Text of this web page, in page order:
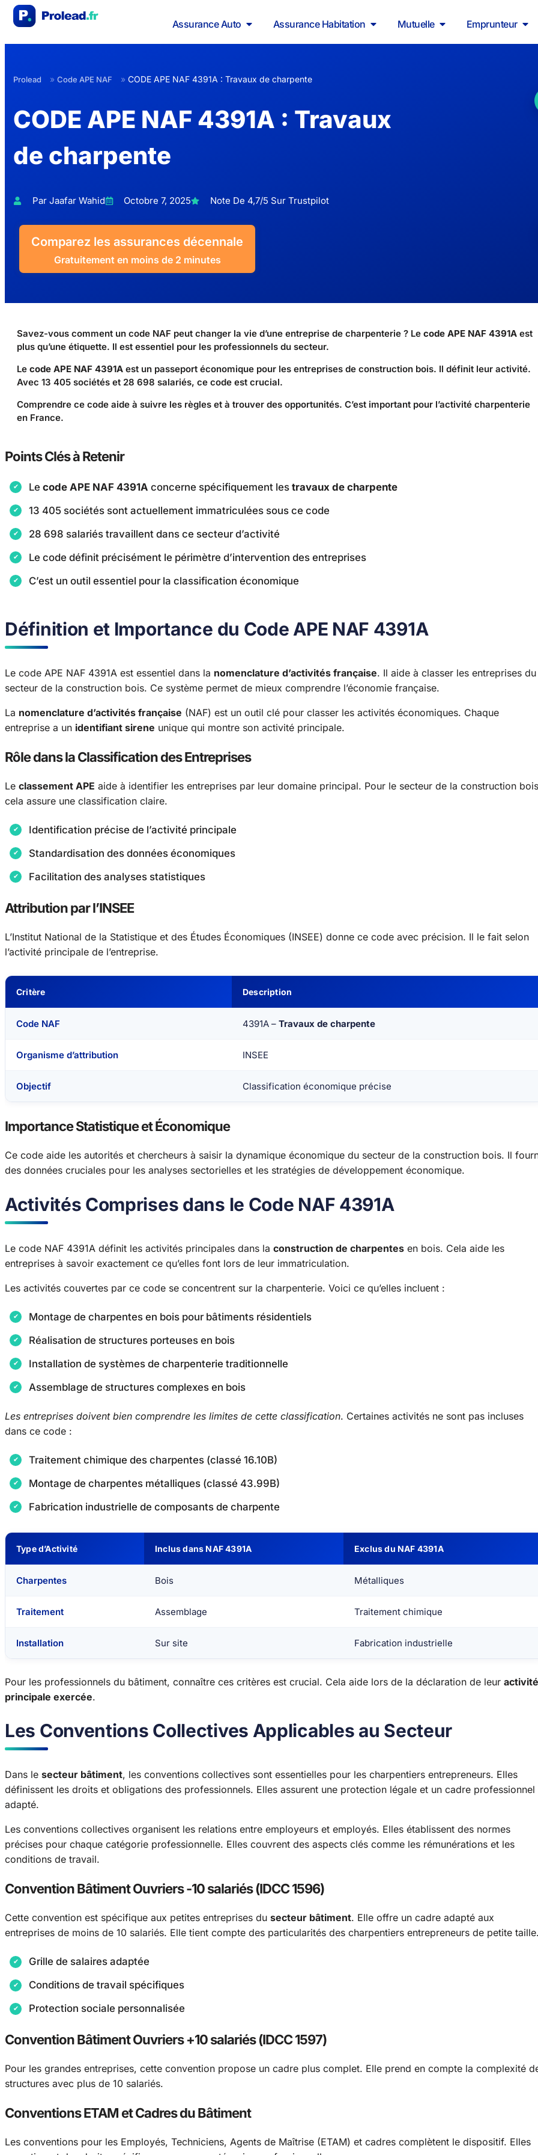
Assurance Auto Assurance Habitation Mutuelle Emprunteur
Prolead » Code APE NAF » CODE APE NAF 4391A : Travaux de charpente
CODE APE NAF 4391A : Travaux
de charpente
Par Jaafar Wahid Octobre 7, 2025 Note De 4,7/5 Sur Trustpilot
Comparez les assurances décennale
Gratuitement en moins de 2 minutes
Savez-vous comment un code NAF peut changer la vie d’une entreprise de charpenterie ? Le code APE NAF 4391A est
plus qu’une étiquette. Il est essentiel pour les professionnels du secteur.
Le code APE NAF 4391A est un passeport économique pour les entreprises de construction bois. Il définit leur activité.
Avec 13 405 sociétés et 28 698 salariés, ce code est crucial.
Comprendre ce code aide à suivre les règles et à trouver des opportunités. C’est important pour l’activité charpenterie
en France.
Points Clés à Retenir
Le code APE NAF 4391A concerne spécifiquement les travaux de charpente
13 405 sociétés sont actuellement immatriculées sous ce code
28 698 salariés travaillent dans ce secteur d’activité
Le code définit précisément le périmètre d’intervention des entreprises
C’est un outil essentiel pour la classification économique
Définition et Importance du Code APE NAF 4391A
Le code APE NAF 4391A est essentiel dans la nomenclature d’activités française. Il aide à classer les entreprises du
secteur de la construction bois. Ce système permet de mieux comprendre l’économie française.
La nomenclature d’activités française (NAF) est un outil clé pour classer les activités économiques. Chaque
entreprise a un identifiant sirene unique qui montre son activité principale.
Rôle dans la Classification des Entreprises
Le classement APE aide à identifier les entreprises par leur domaine principal. Pour le secteur de la construction
cela assure une classification claire.
Identification précise de l’activité principale
Standardisation des données économiques
Facilitation des analyses statistiques
Attribution par l’INSEE
L’Institut National de la Statistique et des Études Économiques (INSEE) donne ce code avec précision. Il le fait selon
l’activité principale de l’entreprise.
Critère Description
Code NAF 4391A – Travaux de charpente
Organisme d’attribution INSEE
Objectif Classification économique précise
Importance Statistique et Économique
Ce code aide les autorités et chercheurs à saisir la dynamique économique du secteur de la construction bois. Il
des données cruciales pour les analyses sectorielles et les stratégies de développement économique.
Activités Comprises dans le Code NAF 4391A
Le code NAF 4391A définit les activités principales dans la construction de charpentes en bois. Cela aide les
entreprises à savoir exactement ce qu’elles font lors de leur immatriculation.
Les activités couvertes par ce code se concentrent sur la charpenterie. Voici ce qu’elles incluent :
Montage de charpentes en bois pour bâtiments résidentiels
Réalisation de structures porteuses en bois
Installation de systèmes de charpenterie traditionnelle
Assemblage de structures complexes en bois
Les entreprises doivent bien comprendre les limites de cette classification. Certaines activités ne sont pas incluses
dans ce code :
Traitement chimique des charpentes (classé 16.10B)
Montage de charpentes métalliques (classé 43.99B)
Fabrication industrielle de composants de charpente
Type d’Activité Inclus dans NAF 4391A Exclus du NAF 4391A
Charpentes Bois Métalliques
Traitement Assemblage Traitement chimique
Installation Sur site Fabrication industrielle
Pour les professionnels du bâtiment, connaître ces critères est crucial. Cela aide lors de la déclaration de leur activité
principale exercée.
Les Conventions Collectives Applicables au Secteur
Dans le secteur bâtiment, les conventions collectives sont essentielles pour les charpentiers entrepreneurs. Elles
définissent les droits et obligations des professionnels. Elles assurent une protection légale et un cadre professionnel
adapté.
Les conventions collectives organisent les relations entre employeurs et employés. Elles établissent des normes
précises pour chaque catégorie professionnelle. Elles couvrent des aspects clés comme les rémunérations et les
conditions de travail.
Convention Bâtiment Ouvriers -10 salariés (IDCC 1596)
Cette convention est spécifique aux petites entreprises du secteur bâtiment. Elle offre un cadre adapté aux
entreprises de moins de 10 salariés. Elle tient compte des particularités des charpentiers entrepreneurs de petite
Grille de salaires adaptée
Conditions de travail spécifiques
Protection sociale personnalisée
Convention Bâtiment Ouvriers +10 salariés (IDCC 1597)
Pour les grandes entreprises, cette convention propose un cadre plus complet. Elle prend en compte la complexité
structures avec plus de 10 salariés.
Conventions ETAM et Cadres du Bâtiment
Les conventions pour les Employés, Techniciens, Agents de Maîtrise (ETAM) et cadres complètent le dispositif. Elles